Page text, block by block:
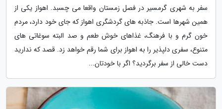
سفر به شهری گرمسیر در فصل زمستان واقعا می چسبد. اهواز یکی از
همین شهرها است. جاذبه های گردشگری اهواز که جای خود دارد، مردم
خون گرم و با فرهنگ، غذاهای خوش طعم و صد البته سوغاتی های
متنوع، سفری دلپذیر را به اهواز برای شما رقم خواهد زد. قصد که ندارید
دست خالی از سفر برگردید؟ اگر با خودتان...